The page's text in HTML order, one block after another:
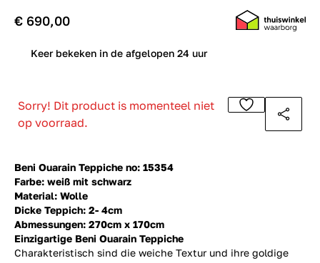
Beni Ouarain Teppiche no: 15354
Farbe: weiß mit schwarz
Material: Wolle
Dicke Teppich: 2- 4cm
Abmessungen: 270cm x 170cm
Einzigartige Beni Ouarain Teppiche
Charakteristisch sind die weiche Textur und ihre goldige
€ 690,00
Keer bekeken in de afgelopen 24 uur
Sorry! Dit product is momenteel niet
op voorraad.